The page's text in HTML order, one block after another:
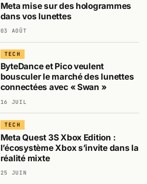
Meta mise sur des hologrammes
dans vos lunettes
03 AOÛT
TECH
ByteDance et Pico veulent
bousculer le marché des lunettes
connectées avec « Swan »
16 JUIL
TECH
Meta Quest 3S Xbox Edition :
l’écosystème Xbox s’invite dans la
réalité mixte
25 JUIN